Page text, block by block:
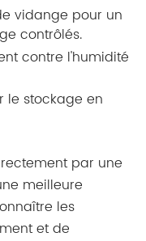
vidange pour un
contrôlés.
contre l'humidité
le stockage en
par une
meilleure
les
et de